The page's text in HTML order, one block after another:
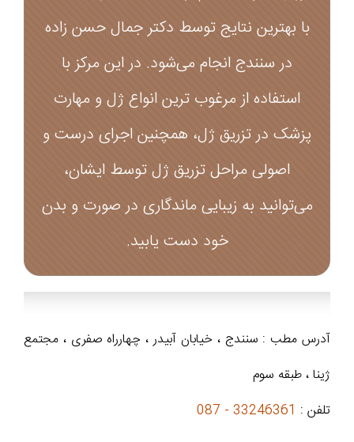
با بهترین نتایج توسط دکتر جمال حسن زاده
در سنندج انجام می‌شود. در این مرکز با
استفاده از مرغوب ترین انواع ژل و مهارت
پزشک در تزریق ژل، همچنین اجرای درست و
اصولی مراحل تزریق ژل توسط ایشان،
می‌توانید به زیبایی ماندگاری در صورت و بدن
خود دست یابید.
آدرس مطب : سنندج ، خیابان آبیدر ، چهارراه صفری ، مجتمع
ژینا ، طبقه سوم
تلفن : 33246361 - 087